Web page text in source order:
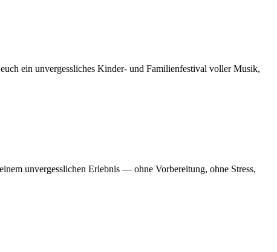
ein unvergessliches Kinder- und Familienfestival voller Musik,
unvergesslichen Erlebnis — ohne Vorbereitung, ohne Stress,